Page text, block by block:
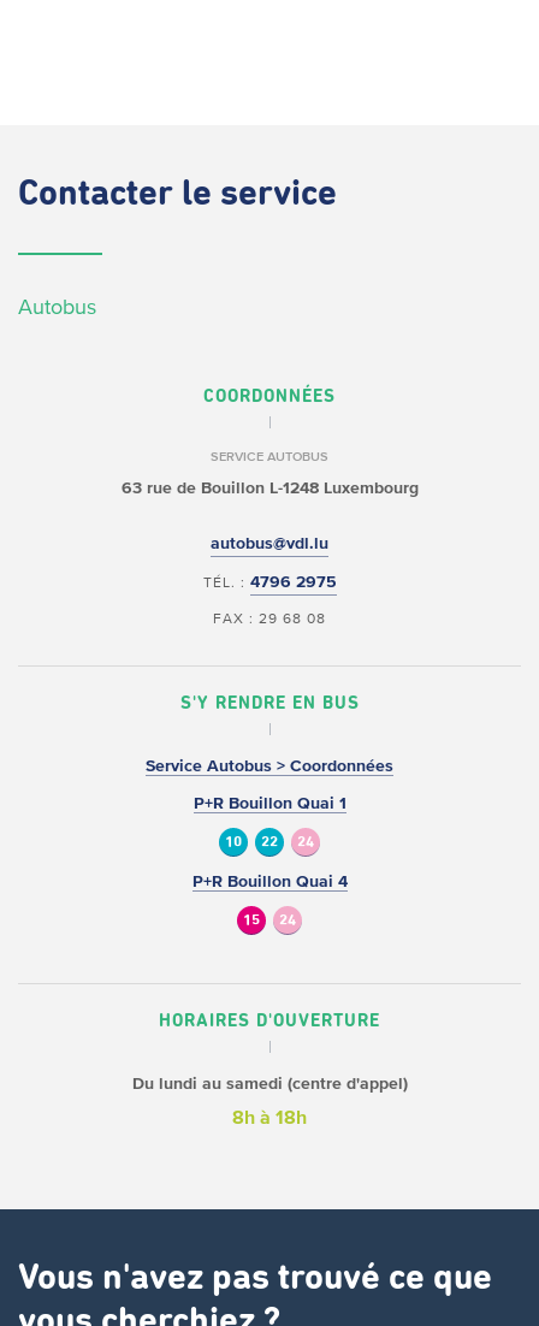
Contacter le service
Autobus
COORDONNÉES
SERVICE AUTOBUS
63 rue de BouillonL-1248 Luxembourg
autobus@vdl.lu
TÉL. : 4796 2975
FAX : 29 68 08
S'Y RENDRE EN BUS
Service Autobus > Coordonnées
P+R Bouillon Quai 1
10 22 24
P+R Bouillon Quai 4
15 24
HORAIRES D'OUVERTURE
Du lundi au samedi (centre d'appel)
8h à 18h
Vous n'avez pas trouvé ce que